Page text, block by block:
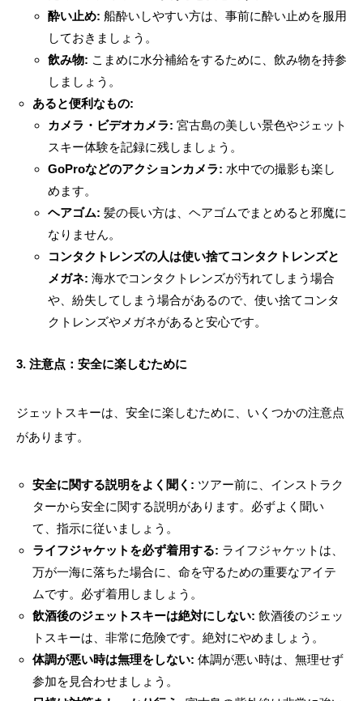
酔い止め: 船酔いしやすい方は、事前に酔い止めを服用
しておきましょう。
飲み物: こまめに水分補給をするために、飲み物を持参
しましょう。
あると便利なもの:
カメラ・ビデオカメラ: 宮古島の美しい景色やジェット
スキー体験を記録に残しましょう。
GoProなどのアクションカメラ: 水中での撮影も楽し
めます。
ヘアゴム: 髪の長い方は、ヘアゴムでまとめると邪魔に
なりません。
コンタクトレンズの人は使い捨てコンタクトレンズと
メガネ: 海水でコンタクトレンズが汚れてしまう場合
や、紛失してしまう場合があるので、使い捨てコンタ
クトレンズやメガネがあると安心です。
3. 注意点：安全に楽しむために
ジェットスキーは、安全に楽しむために、いくつかの注意点
があります。
安全に関する説明をよく聞く: ツアー前に、インストラク
ターから安全に関する説明があります。必ずよく聞い
て、指示に従いましょう。
ライフジャケットを必ず着用する: ライフジャケットは、
万が一海に落ちた場合に、命を守るための重要なアイテ
ムです。必ず着用しましょう。
飲酒後のジェットスキーは絶対にしない: 飲酒後のジェッ
トスキーは、非常に危険です。絶対にやめましょう。
体調が悪い時は無理をしない: 体調が悪い時は、無理せず
参加を見合わせましょう。